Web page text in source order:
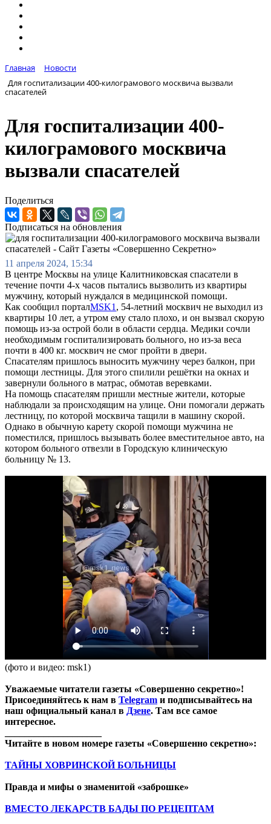
Главная
Новости
Для госпитализации 400-килограмового москвича вызвали
спасателей
Для госпитализации 400-
килограмового москвича
вызвали спасателей
Поделиться
Подписаться на обновления
11 апреля 2024, 15:34
В центре Москвы на улице Калитниковская спасатели в
течение почти 4-х часов пытались вызволить из квартиры
мужчину, который нуждался в медицинской помощи.
Как сообщил порталMSK1 , 54-летний москвич не выходил из
квартиры 10 лет, а утром ему стало плохо, и он вызвал скорую
помощь из-за острой боли в области сердца. Медики сочли
необходимым госпитализировать больного, но из-за веса
почти в 400 кг. москвич не смог пройти в двери.
Спасателям пришлось выносить мужчину через балкон, при
помощи лестницы. Для этого спилили решётки на окнах и
завернули больного в матрас, обмотав веревками.
На помощь спасателям пришли местные жители, которые
наблюдали за происходящим на улице. Они помогали держать
лестницу, по которой москвича тащили в машину скорой.
Однако в обычную карету скорой помощи мужчина не
поместился, пришлось вызывать более вместительное авто, на
котором больного отвезли в Городскую клиническую
больницу № 13.
(фото и видео: msk1)
Уважаемые читатели газеты «Совершенно секретно»!
Присоединяйтесь к нам в Telegram и подписывайтесь на
наш официальный канал в Дзене. Там все самое
интересное.
Читайте в новом номере газеты «Совершенно секретно»:
ТАЙНЫ ХОВРИНСКОЙ БОЛЬНИЦЫ
Правда и мифы о знаменитой «заброшке»
ВМЕСТО ЛЕКАРСТВ БАДЫ ПО РЕЦЕПТАМ